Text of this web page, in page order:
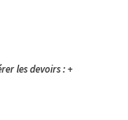
les devoirs : +